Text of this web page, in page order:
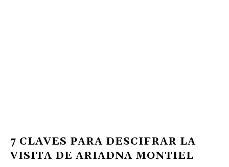
7 CLAVES PARA DESCIFRAR LA
VISITA DE ARIADNA MONTIEL